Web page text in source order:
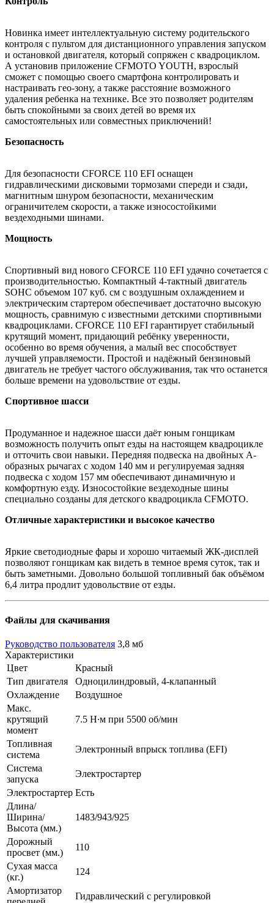
Новинка имеет интеллектуальную систему родительского
контроля с пультом для дистанционного управления запуском
и остановкой двигателя, который сопряжен с квадроциклом.
А установив приложение CFMOTO YOUTH, взрослый
сможет с помощью своего смартфона контролировать и
настраивать гео-зону, а также расстояние возможного
удаления ребенка на технике. Все это позволяет родителям
быть спокойными за своих детей во время их
самостоятельных или совместных приключений!
Безопасность
Для безопасности CFORCE 110 EFI оснащен
гидравлическими дисковыми тормозами спереди и сзади,
магнитным шнуром безопасности, механическим
ограничителем скорости, а также износостойкими
вездеходными шинами.
Мощность
Спортивный вид нового CFORCE 110 EFI удачно сочетается с
производительностью. Компактный 4-тактный двигатель
SOHC объемом 107 куб. см с воздушным охлаждением и
электрическим стартером обеспечивает достаточно высокую
мощность, сравнимую с известными детскими спортивными
квадроциклами. CFORCE 110 EFI гарантирует стабильный
крутящий момент, придающий ребёнку уверенности,
особенно во время обучения, а малый вес способствует
лучшей управляемости. Простой и надёжный бензиновый
двигатель не требует частого обслуживания, так что останется
больше времени на удовольствие от езды.
Спортивное шасси
Продуманное и надежное шасси даёт юным гонщикам
возможность получить опыт езды на настоящем квадроцикле
и отточить свои навыки. Передняя подвеска на двойных А-
образных рычагах с ходом 140 мм и регулируемая задняя
подвеска с ходом 157 мм обеспечивают динамичную и
комфортную езду. Износостойкие вездеходные шины
специально созданы для детского квадроцикла CFMOTO.
Отличные характеристики и высокое качество
Яркие светодиодные фары и хорошо читаемый ЖК-дисплей
позволяют гонщикам как видеть в темное время суток, так и
быть заметными. Довольно большой топливный бак объёмом
6,4 литра продлит удовольствие от езды.
Файлы для скачивания
Руководство пользователя 3,8 мб
Характеристики
Цвет
Красный
Тип двигателя
Одноцилиндровый, 4-клапанный
Охлаждение
Воздушное
Макс.
крутящий
момент
7.5 Н∙м при 5500 об/мин
Топливная
система
Электронный впрыск топлива (EFI)
Система
запуска
Электростартер
Электростартер Есть
Длина/
Ширина/
Высота (мм.)
1483/943/925
Дорожный
просвет (мм.)
110
Сухая масса
(кг.)
124
Амортизатор
Гидравлический с регулировкой